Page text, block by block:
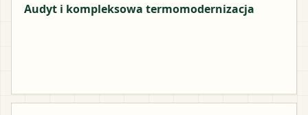
Audyt i kompleksowa termomodernizacja